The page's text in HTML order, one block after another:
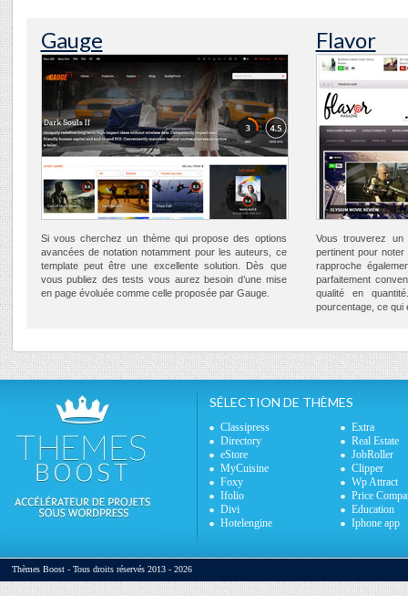
Gauge
Si vous cherchez un thème qui propose des options
avancées de notation notamment pour les auteurs, ce
template peut être une excellente solution. Dès que
vous publiez des tests vous aurez besoin d’une mise
en page évoluée comme celle proposée par Gauge.
Flavor
Vous trouverez un
pertinent pour
rapproche
parfaitement
qualité en
pourcentage, ce qui
SÉLECTION DE THÈMES
Classipress
Extra
Directory
Real Estate
eStore
JobRoller
MyCuisine
Clipper
Foxy
Wp Attract
Ifolio
Price
Divi
Education
Hotelengine
Iphone app
Thèmes Boost - Tous droits réservés 2013 - 2026